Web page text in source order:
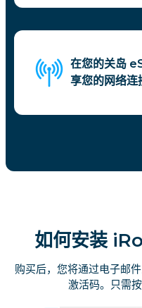
在您的关岛
享您的网络连
如何安装
购买后，您将通过电子邮
激活码。只需